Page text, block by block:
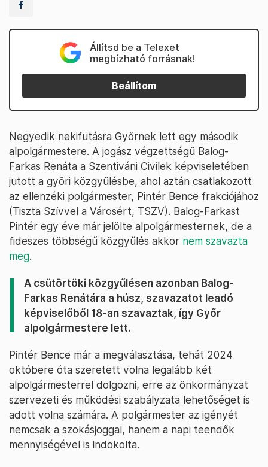
Állítsd be a Telexet
megbízható forrásnak!
Beállítom
Negyedik nekifutásra Győrnek lett egy második
alpolgármestere. A jogász végzettségű Balog-
Farkas Renáta a Szentiváni Civilek képviseletében
jutott a győri közgyűlésbe, ahol aztán csatlakozott
az ellenzéki polgármester, Pintér Bence frakciójához
(Tiszta Szívvel a Városért, TSZV). Balog-Farkast
Pintér egy éve már jelölte alpolgármesternek, de a
fideszes többségű közgyűlés akkor nem szavazta
meg.
A csütörtöki közgyűlésen azonban Balog-
Farkas Renátára a húsz, szavazatot leadó
képviselőből 18-an szavaztak, így Győr
alpolgármestere lett.
Pintér Bence már a megválasztása, tehát 2024
októbere óta szeretett volna legalább két
alpolgármesterrel dolgozni, erre az önkormányzat
szervezeti és működési szabályzata lehetőséget is
adott volna számára. A polgármester az igényét
nemcsak a szokásjoggal, hanem a napi teendők
mennyiségével is indokolta.